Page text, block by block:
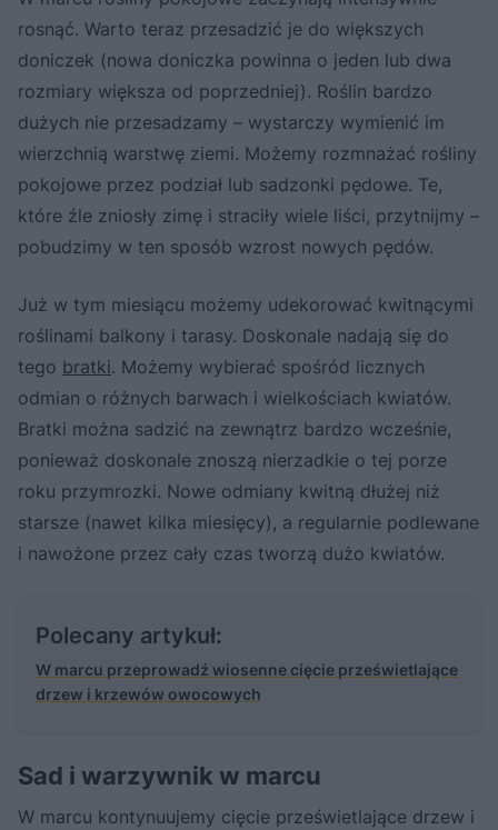
rosnąć. Warto teraz przesadzić je do większych
doniczek (nowa doniczka powinna o jeden lub dwa
rozmiary większa od poprzedniej). Roślin bardzo
dużych nie przesadzamy – wystarczy wymienić im
wierzchnią warstwę ziemi. Możemy rozmnażać rośliny
pokojowe przez podział lub sadzonki pędowe. Te,
które źle zniosły zimę i straciły wiele liści, przytnijmy –
pobudzimy w ten sposób wzrost nowych pędów.
Już w tym miesiącu możemy udekorować kwitnącymi
roślinami balkony i tarasy. Doskonale nadają się do
tego bratki. Możemy wybierać spośród licznych
odmian o różnych barwach i wielkościach kwiatów.
Bratki można sadzić na zewnątrz bardzo wcześnie,
ponieważ doskonale znoszą nierzadkie o tej porze
roku przymrozki. Nowe odmiany kwitną dłużej niż
starsze (nawet kilka miesięcy), a regularnie podlewane
i nawożone przez cały czas tworzą dużo kwiatów.
Polecany artykuł:
W marcu przeprowadź wiosenne cięcie prześwietlające
drzew i krzewów owocowych
Sad i warzywnik w marcu
W marcu kontynuujemy cięcie prześwietlające drzew i